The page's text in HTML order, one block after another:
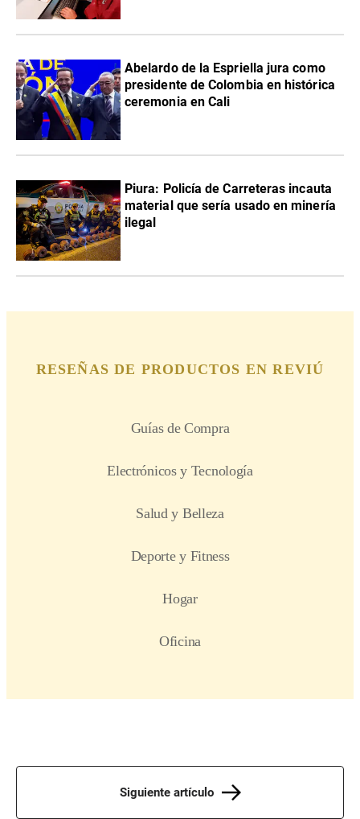
Abelardo de la Espriella jura como
presidente de Colombia en histórica
ceremonia en Cali
Piura: Policía de Carreteras incauta
material que sería usado en minería
ilegal
Siguiente artículo